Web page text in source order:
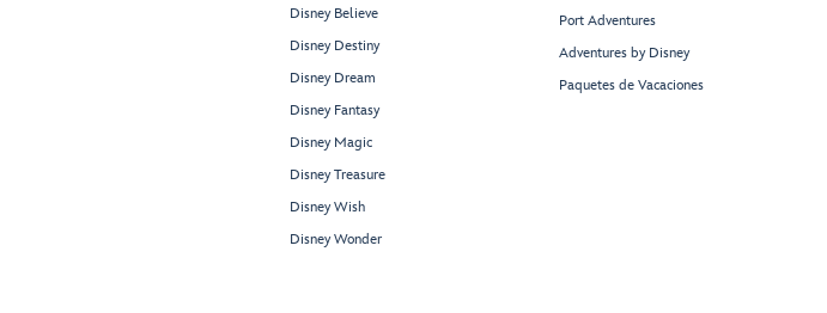
Disney Believe
Disney Destiny
Disney Dream
Disney Fantasy
Disney Magic
Disney Treasure
Disney Wish
Disney Wonder
Port Adventures
Adventures by Disney
Paquetes de Vacaciones